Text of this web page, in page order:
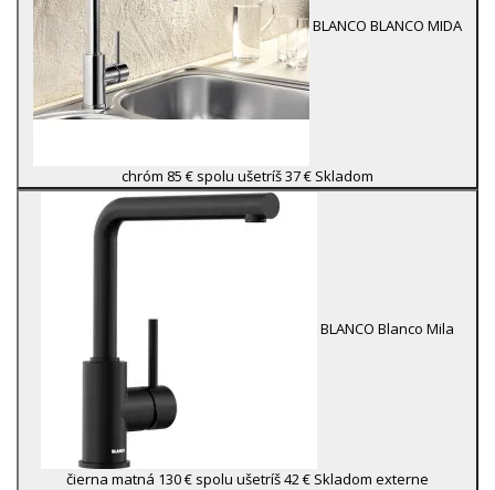
BLANCO BLANCO MIDA
chróm 85 € spolu ušetríš 37 € Skladom
BLANCO Blanco Mila
čierna matná 130 € spolu ušetríš 42 € Skladom externe